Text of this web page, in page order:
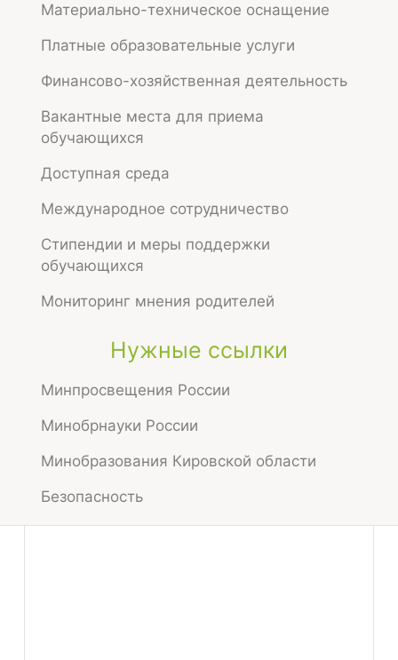
Материально-техническое оснащение
Платные образовательные услуги
Финансово-хозяйственная деятельность
Вакантные места для приема
обучающихся
Доступная среда
Международное сотрудничество
Стипендии и меры поддержки
обучающихся
Мониторинг мнения родителей
Нужные ссылки
Минпросвещения России
Минобрнауки России
Минобразования Кировской области
Безопасность
Подвал
Контактная информация
Свободы, д. 53А
+7 (8332) 65-10-66
+7 (912) 734-18-45 (директор)
Школа работает в режиме полного дня с
8:30 до 18:00 по пятидневной учебной